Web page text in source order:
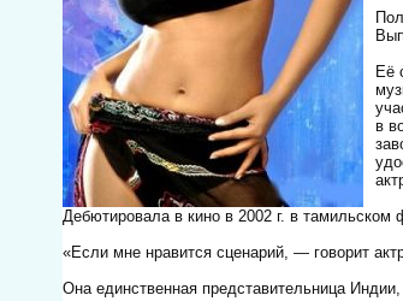
Её
в
Дебютировала в кино в 2002 г. в
«Если мне нравится сценарий, — говорит
Она единственная представительница